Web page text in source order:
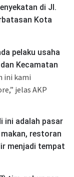
di Jl.
Kota
pelaku usaha
Kecamatan
ini kami
jelas AKP
ini adalah pasar
restoran
menjadi tempat